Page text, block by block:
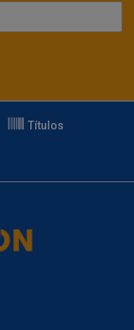
Títulos